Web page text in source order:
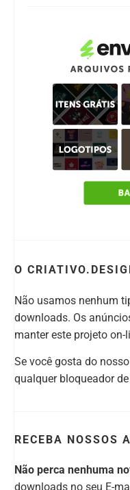
O
Não usamos nenhum
downloads. Os
manter este projeto on-
Se você gosta do
qualquer bloqueador
RECEBA NOSSOS
Não perca nenhuma
downloads no seu E-